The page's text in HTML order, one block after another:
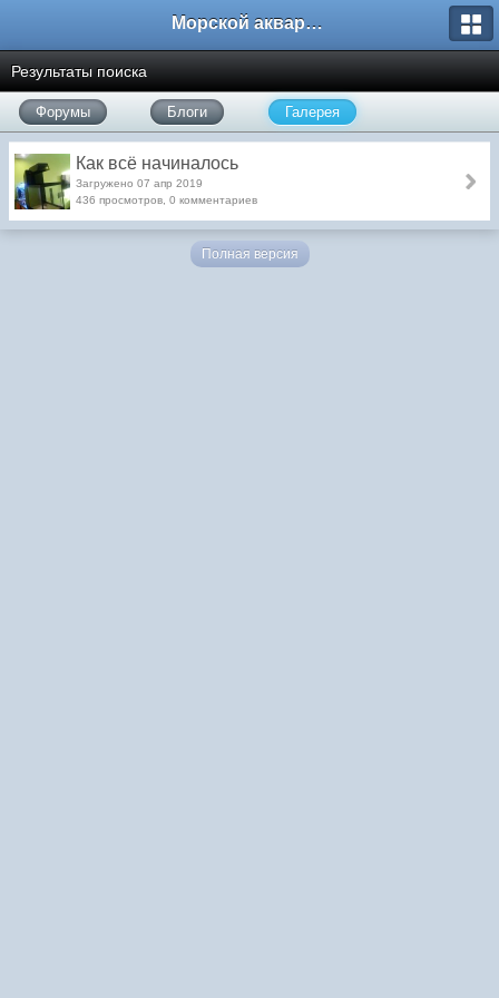
Морской аквариум. Форумы ReefCentral.ru
Результаты поиска
Форумы Блоги Галерея
Как всё начиналось
Загружено 07 апр 2019
436 просмотров, 0 комментариев
Полная версия